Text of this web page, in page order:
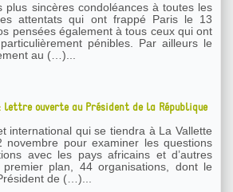
plus sincères condoléances à toutes les
attentats qui ont frappé Paris le 13
pensées également à tous ceux qui ont
pénibles. Par ailleurs le
au (…)...
ouverte au Président de la République
international qui se tiendra à La Vallette
pour examiner les questions
avec les pays africains et d’autres
plan, 44 organisations, dont le
de (…)...